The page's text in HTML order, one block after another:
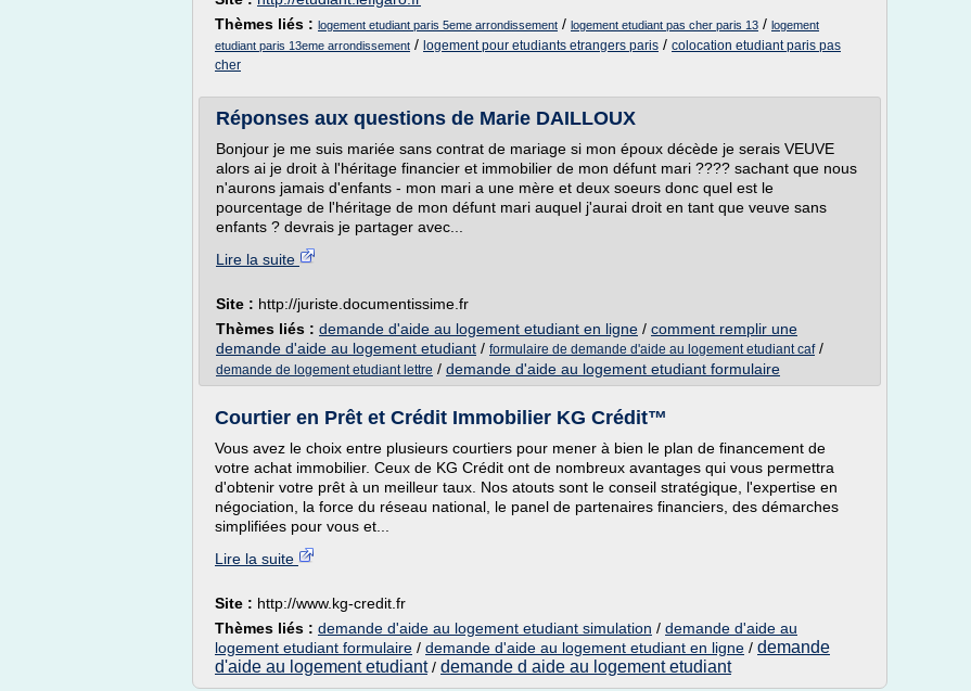
Thèmes liés : logement etudiant paris 5eme arrondissement / logement etudiant pas cher paris 13 / logement
etudiant paris 13eme arrondissement / logement pour etudiants etrangers paris / colocation etudiant paris pas
cher
Réponses aux questions de Marie DAILLOUX
Bonjour je me suis mariée sans contrat de mariage si mon époux décède je serais VEUVE
alors ai je droit à l'héritage financier et immobilier de mon défunt mari ???? sachant que nous
n'aurons jamais d'enfants - mon mari a une mère et deux soeurs donc quel est le
pourcentage de l'héritage de mon défunt mari auquel j'aurai droit en tant que veuve sans
enfants ? devrais je partager avec...
Lire la suite
Site : http://juriste.documentissime.fr
Thèmes liés : demande d'aide au logement etudiant en ligne / comment remplir une
demande d'aide au logement etudiant / formulaire de demande d'aide au logement etudiant caf/
demande de logement etudiant lettre / demande d'aide au logement etudiant formulaire
Courtier en Prêt et Crédit Immobilier KG Crédit™
Vous avez le choix entre plusieurs courtiers pour mener à bien le plan de financement de
votre achat immobilier. Ceux de KG Crédit ont de nombreux avantages qui vous permettra
d'obtenir votre prêt à un meilleur taux. Nos atouts sont le conseil stratégique, l'expertise en
négociation, la force du réseau national, le panel de partenaires financiers, des démarches
simplifiées pour vous et...
Lire la suite
Site : http://www.kg-credit.fr
Thèmes liés : demande d'aide au logement etudiant simulation / demande d'aide au
logement etudiant formulaire / demande d'aide au logement etudiant en ligne / demande
d'aide au logement etudiant/ demande d aide au logement etudiant